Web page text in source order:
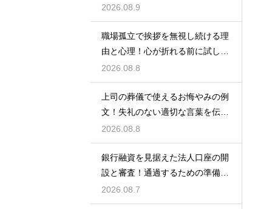
仕組み
2026.08.9
職場孤立で挨拶を無視し続ける理
由と心理！心が折れる前に試した
い関係改善策
2026.08.8
上司の葬儀で使えるお悔やみの例
文！失礼のない適切な言葉を伝え
る例文
2026.08.8
銀行融資を見据えた法人口座の開
設と審査！通過するための準備と
ポイント
2026.08.7